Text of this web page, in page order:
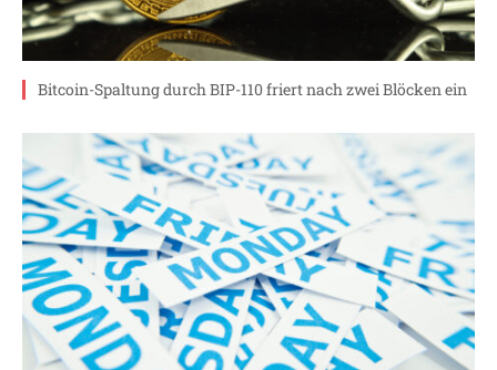
Bitcoin-Spaltung durch BIP-110 friert nach zwei Blöcken ein